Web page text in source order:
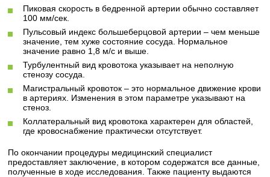
Пиковая скорость в бедренной артерии обычно составляет
100 мм/сек.
Пульсовый индекс большеберцовой артерии – чем меньше
значение, тем хуже состояние сосуда. Нормальное
значение равно 1,8 м/с и выше.
Турбулентный вид кровотока указывает на неполную
стенозу сосуда.
Магистральный кровоток – это нормальное движение крови
в артериях. Изменения в этом параметре указывают на
стеноз.
Коллатеральный вид кровотока характерен для областей,
где кровоснабжение практически отсутствует.
По окончании процедуры медицинский специалист
предоставляет заключение, в котором содержатся все данные,
полученные в ходе исследования. Также пациенту выдаются